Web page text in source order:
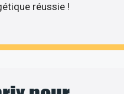
réussie !